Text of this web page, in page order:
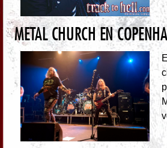
METAL CHURCH EN